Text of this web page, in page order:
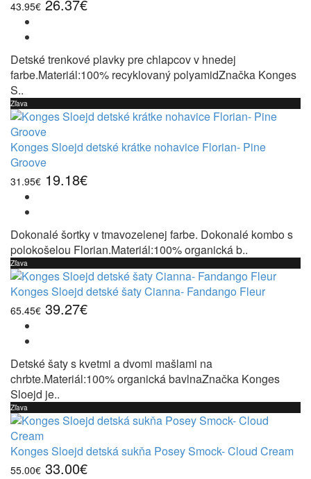
43.95€ 26.37€
Detské trenkové plavky pre chlapcov v hnedej
farbe.Materiál:100% recyklovaný polyamidZnačka Konges
S..
Zľava
Konges Sloejd detské krátke nohavice Florian- Pine
Groove
31.95€ 19.18€
Dokonalé šortky v tmavozelenej farbe. Dokonalé kombo s
polokošelou Florian.Materiál:100% organická b..
Zľava
Konges Sloejd detské šaty Cianna- Fandango Fleur
65.45€ 39.27€
Detské šaty s kvetmi a dvomi mašlami na
chrbte.Materiál:100% organická bavlnaZnačka Konges
Sloejd je..
Zľava
Konges Sloejd detská sukňa Posey Smock- Cloud Cream
55.00€ 33.00€